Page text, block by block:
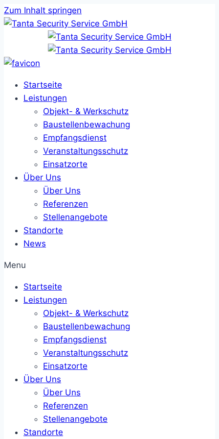
Zum Inhalt springen
Startseite
Leistungen
Objekt- & Werkschutz
Baustellenbewachung
Empfangsdienst
Veranstaltungsschutz
Einsatzorte
Über Uns
Über Uns
Referenzen
Stellenangebote
Standorte
News
Menu
Startseite
Leistungen
Objekt- & Werkschutz
Baustellenbewachung
Empfangsdienst
Veranstaltungsschutz
Einsatzorte
Über Uns
Über Uns
Referenzen
Stellenangebote
Standorte